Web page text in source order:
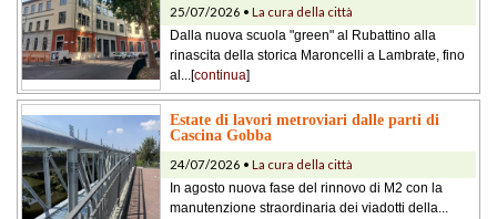
25/07/2026 • La cura della città
Dalla nuova scuola "green" al Rubattino alla
rinascita della storica Maroncelli a Lambrate, fino
al...[continua]
Estate di lavori metroviari dalle parti di
Cascina Gobba
24/07/2026 • La cura della città
In agosto nuova fase del rinnovo di M2 con la
manutenzione straordinaria dei viadotti della...